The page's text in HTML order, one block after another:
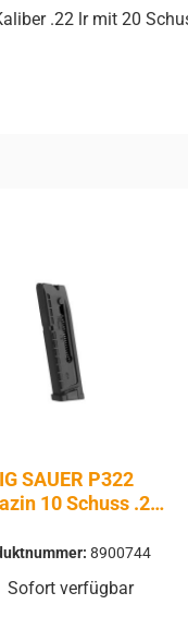
.22 lr mit 20
SAUER P322
10 Schuss .22
8900744
Sofort verfügbar